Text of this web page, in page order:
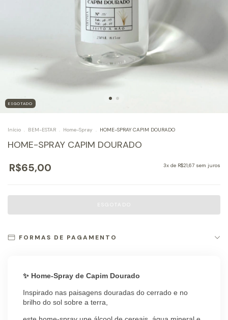
ESGOTADO
Início . BEM-ESTAR . Home-Spray . HOME-SPRAY CAPIM DOURADO
HOME-SPRAY CAPIM DOURADO
R$65,00 3x de R$21,67 sem juros
FORMAS DE PAGAMENTO
✨ Home-Spray de Capim Dourado
Inspirado nas paisagens douradas do cerrado e no
brilho do sol sobre a terra,